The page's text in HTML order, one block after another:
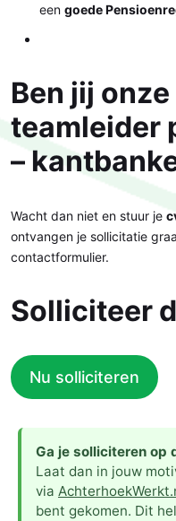
een goede
Ben jij
teamleider
–
Wacht dan niet en stuur je
ontvangen je sollicitatie
contactformulier.
Solliciteer
Nu solliciteren
Ga je solliciteren op
Laat dan in jouw
via
bent gekomen. Dit